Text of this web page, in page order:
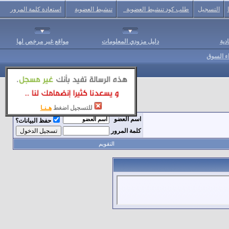
للتسجيل اضغط هـنـا
التسجيل طلب كود تنشيط العضوية تنشيط العضوية استعادة كلمة المرور
دليل مزودي المعلومات مواقع غير مرخص لها
السوق
اسم العضو
حفظ البيانات؟
كلمة المرور
التقويم